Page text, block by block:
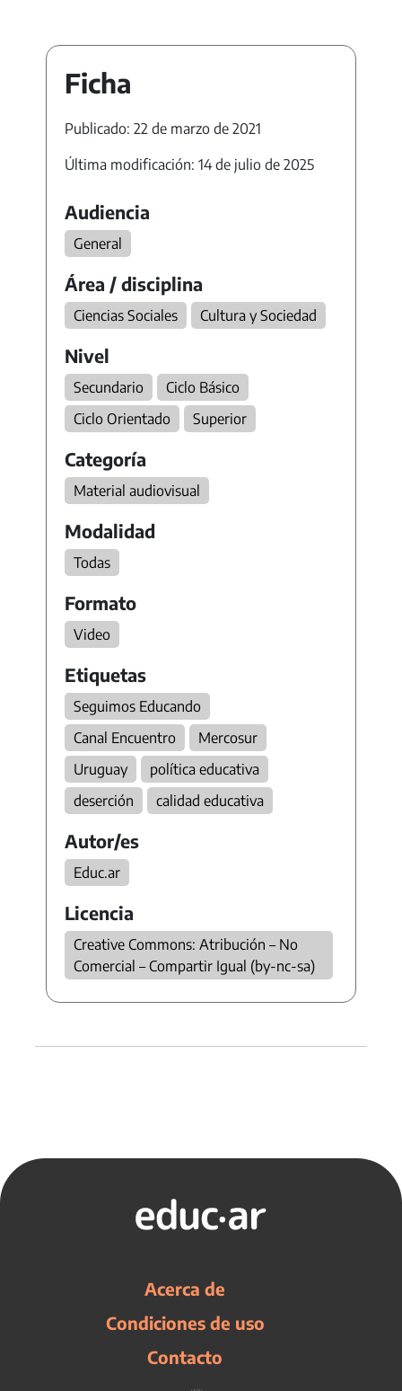
Ficha
Publicado: 22 de marzo de 2021
Última modificación: 14 de julio de 2025
Audiencia
General
Área / disciplina
Ciencias Sociales Cultura y Sociedad
Nivel
Secundario
Ciclo Básico
Ciclo Orientado
Superior
Categoría
Material audiovisual
Modalidad
Todas
Formato
Video
Etiquetas
Seguimos Educando
Canal Encuentro
Mercosur
Uruguay
política educativa
deserción
calidad educativa
Autor/es
Educ.ar
Licencia
Creative Commons: Atribución – No
Comercial – Compartir Igual (by-nc-sa)
Acerca de
Condiciones de uso
Contacto